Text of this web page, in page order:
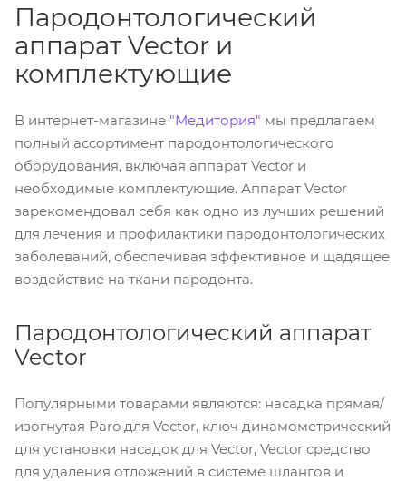
Пародонтологический
аппарат Vector и
комплектующие
В интернет-магазине "Медитория" мы предлагаем
полный ассортимент пародонтологического
оборудования, включая аппарат Vector и
необходимые комплектующие. Аппарат Vector
зарекомендовал себя как одно из лучших решений
для лечения и профилактики пародонтологических
заболеваний, обеспечивая эффективное и щадящее
воздействие на ткани пародонта.
Пародонтологический аппарат
Vector
Популярными товарами являются: насадка прямая/
изогнутая Paro для Vector, ключ динамометрический
для установки насадок для Vector, Vector средство
для удаления отложений в системе шлангов и